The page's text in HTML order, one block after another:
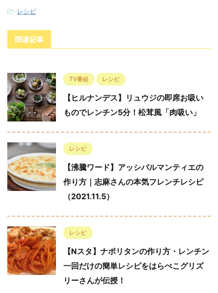
-レシピ
関連記事
TV番組 レシピ
【ヒルナンデス】リュウジの即席お吸い
ものでレンチン5分！松茸風「肉吸い」
レシピ
【沸騰ワード】アッシパルマンティエの
作り方｜志麻さんの本気フレンチレシピ
（2021.11.5）
レシピ
【Nスタ】ナポリタンの作り方・レンチン
一回だけの簡単レシピをはらぺこグリズ
リーさんが伝授！